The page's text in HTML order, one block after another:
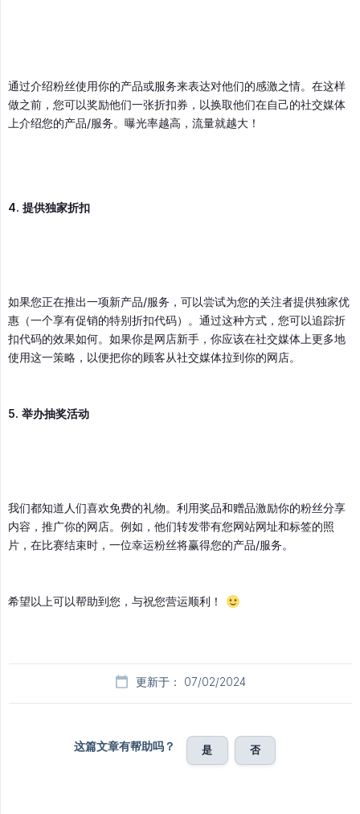
通过介绍粉丝使用你的产品或服务来表达对他们的感激之情。在这样
做之前，您可以奖励他们一张折扣券，以换取他们在自己的社交媒体
上介绍您的产品/服务。曝光率越高，流量就越大！
4. 提供独家折扣
如果您正在推出一项新产品/服务，可以尝试为您的关注者提供独家优
惠（一个享有促销的特别折扣代码）。通过这种方式，您可以追踪折
扣代码的效果如何。如果你是网店新手，你应该在社交媒体上更多地
使用这一策略，以便把你的顾客从社交媒体拉到你的网店。
5. 举办抽奖活动
我们都知道人们喜欢免费的礼物。利用奖品和赠品激励你的粉丝分享
内容，推广你的网店。例如，他们转发带有您网站网址和标签的照
片，在比赛结束时，一位幸运粉丝将赢得您的产品/服务。
希望以上可以帮助到您，与祝您营运顺利！
更新于： 07/02/2024
这篇文章有帮助吗？ 是 否